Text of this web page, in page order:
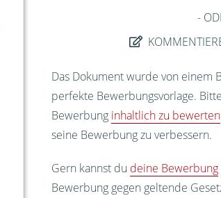
Das Dokument wurde von einem
perfekte Bewerbungsvorlage.
Bewerbung inhaltlich zu bewerten
seine Bewerbung zu verbessern.
Gern kannst du deine Bewerbung
Bewerbung gegen geltende